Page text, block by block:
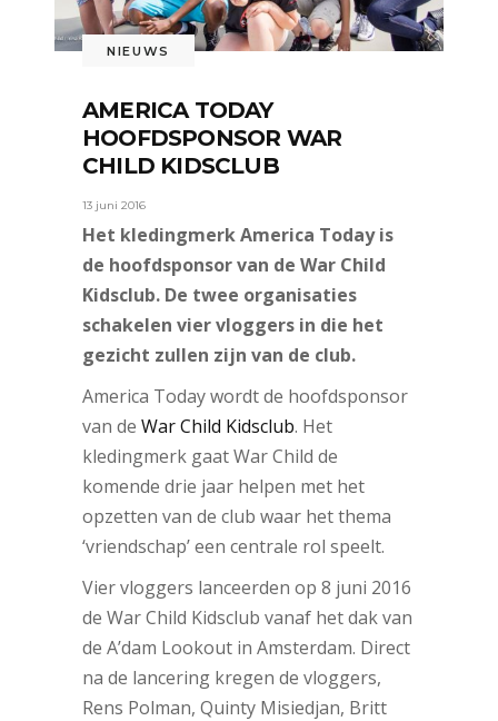
NIEUWS
AMERICA TODAY
HOOFDSPONSOR WAR
CHILD KIDSCLUB
13 juni 2016
Het kledingmerk America Today is
de hoofdsponsor van de War Child
Kidsclub. De twee organisaties
schakelen vier vloggers in die het
gezicht zullen zijn van de club.
America Today wordt de hoofdsponsor
van de War Child Kidsclub. Het
kledingmerk gaat War Child de
komende drie jaar helpen met het
opzetten van de club waar het thema
‘vriendschap’ een centrale rol speelt.
Vier vloggers lanceerden op 8 juni 2016
de War Child Kidsclub vanaf het dak van
de A’dam Lookout in Amsterdam. Direct
na de lancering kregen de vloggers,
Rens Polman, Quinty Misiedjan, Britt